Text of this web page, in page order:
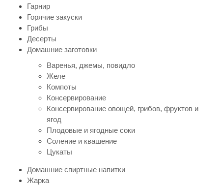
Гарнир
Горячие закуски
Грибы
Десерты
Домашние заготовки
Варенья, джемы, повидло
Желе
Компоты
Консервирование
Консервирование овощей, грибов, фруктов и
ягод
Плодовые и ягодные соки
Соление и квашение
Цукаты
Домашние спиртные напитки
Жарка